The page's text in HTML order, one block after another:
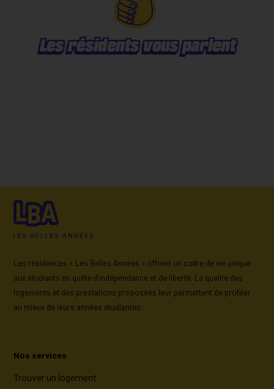
Les résidents vous parlent
Les résidences « Les Belles Années » offrent un cadre de vie unique
aux étudiants en quête d’indépendance et de liberté. La qualité des
logements et des prestations proposées leur permettent de profiter
au mieux de leurs années étudiantes.
Nos services
Trouver un logement